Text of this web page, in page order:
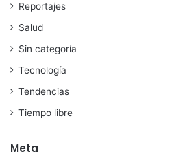
Reportajes
Salud
Sin categoría
Tecnología
Tendencias
Tiempo libre
Meta